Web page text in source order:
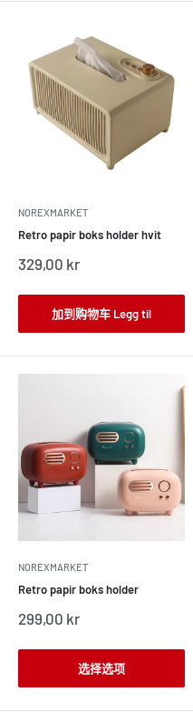
NOREXMARKET
Retro papir boks holder hvit
销
价
329,00 kr
加到购物车 Legg til
NOREXMARKET
Retro papir boks holder
销
价
299,00 kr
选择选项